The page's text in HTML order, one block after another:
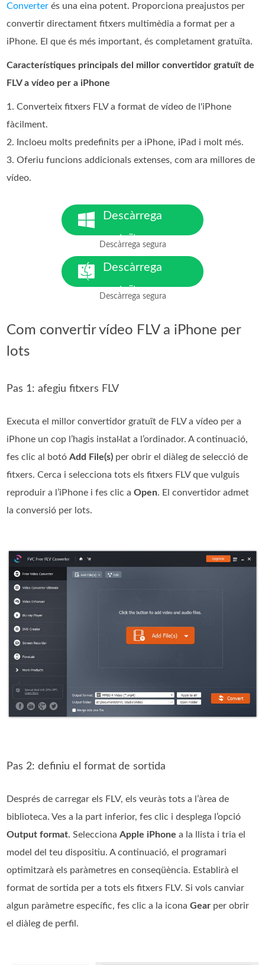
Converter és una eina potent. Proporciona preajustos per
convertir directament fitxers multimèdia a format per a
iPhone. El que és més important, és completament gratuïta.
Característiques principals del millor convertidor gratuït de
FLV a vídeo per a iPhone
1. Converteix fitxers FLV a format de vídeo de l'iPhone
fàcilment.
2. Incloeu molts predefinits per a iPhone, iPad i molt més.
3. Oferiu funcions addicionals extenses, com ara millores de
vídeo.
Descàrrega
gratuïta
Per a Windows 7 o posterior
Descàrrega segura
Descàrrega
gratuïta
Per a MacOS 10.7 o posterior
Descàrrega segura
Com convertir vídeo FLV a iPhone per
lots
Pas 1: afegiu fitxers FLV
Executa el millor convertidor gratuït de FLV a vídeo per a
iPhone un cop l’hagis instal·lat a l’ordinador. A continuació,
fes clic al botóAdd File(s) per obrir el diàleg de selecció de
fitxers. Cerca i selecciona tots els fitxers FLV que vulguis
reproduir a l’iPhone i fes clic aOpen. El convertidor admet
la conversió per lots.
Pas 2: definiu el format de sortida
Després de carregar els FLV, els veuràs tots a l’àrea de
biblioteca. Ves a la part inferior, fes clic i desplega l’opció
Output format. SeleccionaApple iPhone a la llista i tria el
model del teu dispositiu. A continuació, el programari
optimitzarà els paràmetres en conseqüència. Establirà el
format de sortida per a tots els fitxers FLV. Si vols canviar
algun paràmetre específic, fes clic a la iconaGear per obrir
el diàleg de perfil.